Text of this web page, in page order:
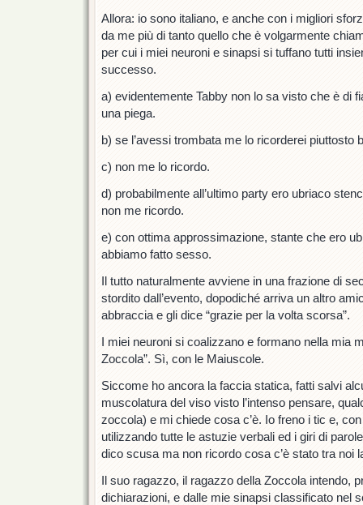
Allora: io sono italiano, e anche con i migliori
da me più di tanto quello che è volgarmente
per cui i miei neuroni e sinapsi si tuffano tutti
successo.
a) evidentemente Tabby non lo sa visto che è di
una piega.
b) se l’avessi trombata me lo ricorderei piuttosto
c) non me lo ricordo.
d) probabilmente all’ultimo party ero ubriaco
non me ricordo.
e) con ottima approssimazione, stante che ero
abbiamo fatto sesso.
Il tutto naturalmente avviene in una frazione di
stordito dall’evento, dopodiché arriva un altro
abbraccia e gli dice “grazie per la volta scorsa”.
I miei neuroni si coalizzano e formano nella mia
Zoccola”. Sì, con le Maiuscole.
Siccome ho ancora la faccia statica, fatti salvi
muscolatura del viso visto l’intenso pensare,
zoccola) e mi chiede cosa c’è. Io freno i tic e,
utilizzando tutte le astuzie verbali ed i giri di
dico scusa ma non ricordo cosa c’è stato tra noi
Il suo ragazzo, il ragazzo della Zoccola intendo,
dichiarazioni, e dalle mie sinapsi classificato nel